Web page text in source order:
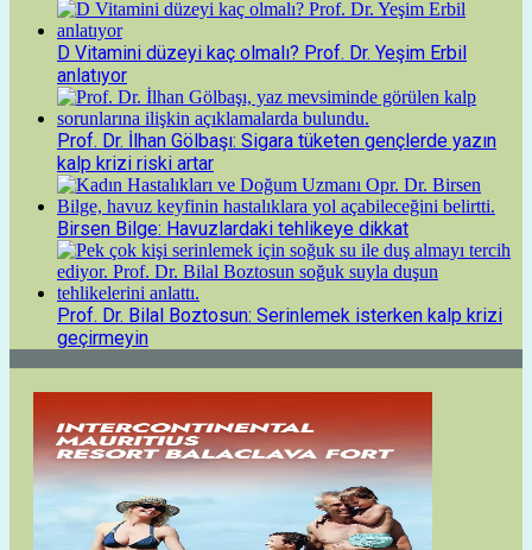
D Vitamini düzeyi kaç olmalı? Prof. Dr. Yeşim Erbil
anlatıyor
Prof. Dr. İlhan Gölbaşı: Sigara tüketen gençlerde yazın
kalp krizi riski artar
Birsen Bilge: Havuzlardaki tehlikeye dikkat
Prof. Dr. Bilal Boztosun: Serinlemek isterken kalp krizi
geçirmeyin